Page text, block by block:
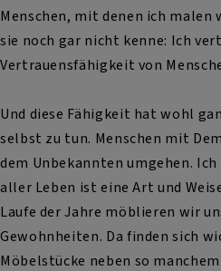
Menschen, mit denen ich malen
sie noch gar nicht kenne: Ich
Vertrauensfähigkeit von
Und diese Fähigkeit hat wohl
selbst zu tun. Menschen mit
dem Unbekannten umgehen.
aller Leben ist eine Art und
Laufe der Jahre möblieren wir
Gewohnheiten. Da finden sich
Möbelstücke neben so